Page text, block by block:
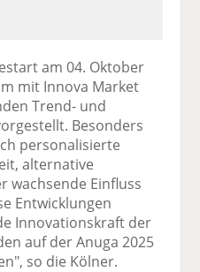
am 04. Oktober
mit Innova Market
Trend- und
Besonders
personalisierte
alternative
wachsende Einfluss
Entwicklungen
Innovationskraft der
auf der Anuga 2025
so die Kölner.